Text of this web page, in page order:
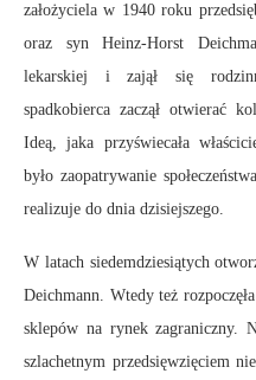
założyciela w 1940 roku
oraz syn Heinz-Horst
lekarskiej i zajął się
spadkobierca zaczął otwierać
Ideą, jaka przyświecała
było zaopatrywanie
realizuje do dnia dzisiejszego.
W latach siedemdziesiątych
Deichmann. Wtedy też
sklepów na rynek zagraniczny.
szlachetnym przedsięwzięciem